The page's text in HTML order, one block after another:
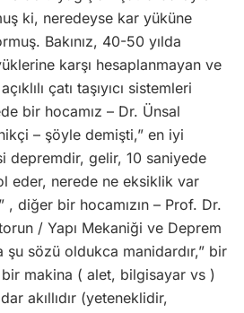
ki, neredeyse kar yüküne
Bakınız, 40-50 yılda
karşı hesaplanmayan ve
çatı taşıyıcı sistemleri
bir hocamız – Dr. Ünsal
– şöyle demişti,” en iyi
depremdir, gelir, 10 saniyede
eder, nerede ne eksiklik var
diğer bir hocamızın – Prof. Dr.
/ Yapı Mekaniği ve Deprem
şu sözü oldukca manidardır,” bir
bir makina ( alet, bilgisayar vs )
akıllıdır (yeteneklidir,